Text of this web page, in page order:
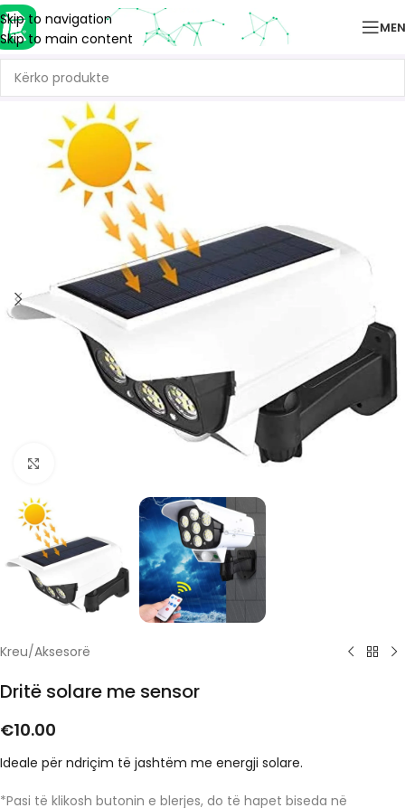
Skip to navigation
Skip to main content
Kreu/Aksesorë
Dritë solare me sensor
€10.00
Ideale për ndriçim të jashtëm me energji solare.
*Pasi të klikosh butonin e blerjes, do të hapet biseda në